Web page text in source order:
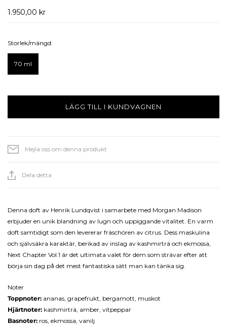
1.950,00 kr
Storlek/mängd:
70 ml
LÄGG TILL I KUNDVAGNEN
Mejla oss om denna produkt
Dela detta
Denna doft av Henrik Lundqvist i samarbete med Morgan Madison
erbjuder en unik blandning av lugn och uppiggande vitalitet. En varm
doft samtidigt som den levererar fräschören av citrus. Dess maskulina
och självsäkra karaktär, berikad av inslag av kashmirträ och ekmossa,
Next Chapter Vol.1 är det ultimata valet för dem som strävar efter att
börja sin dag på det mest fantastiska sätt man kan tänka sig.
Noter ​
Toppnoter: ananas, grapefrukt, ​bergamott, muskot​
Hjärtnoter: kashmirträ, amber , vitpeppar​
Basnoter: ros, ekmossa, vanilj